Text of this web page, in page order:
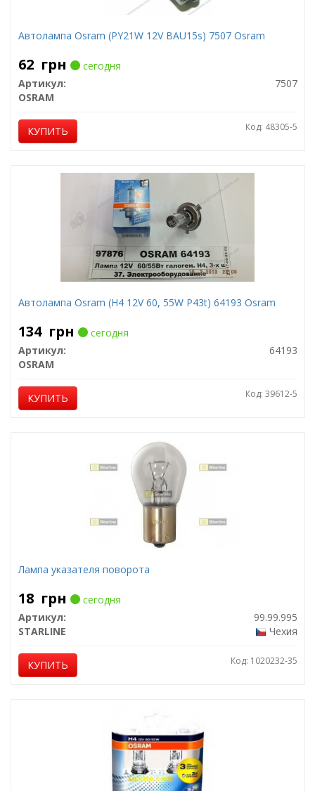
Автолампа Osram (PY21W 12V BAU15s) 7507 Osram
62 грн
сегодня
Артикул:
7507
OSRAM
КУПИТЬ Код: 48305-5
Автолампа Osram (H4 12V 60, 55W P43t) 64193 Osram
134 грн
сегодня
Артикул:
64193
OSRAM
КУПИТЬ Код: 39612-5
Лампа указателя поворота
18 грн
сегодня
Артикул:
99.99.995
STARLINE
Чехия
КУПИТЬ Код: 1020232-35